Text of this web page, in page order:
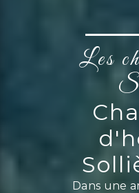
Les
Dans une